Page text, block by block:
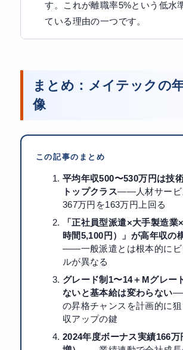
す。これが離職率5%という低水
ている理由の一つです。
まとめ：メイテックの
像
この記事のまとめ
平均年収500〜530万円は技
トップクラス——人材サービ
367万円を163万円上回る
「正社員型派遣×大手製造業
時間5,100円）」が高年収の
——一般派遣とは根本的にビ
ルが異なる
グレード制1〜14＋Mグレー
ないと基本給は変わらない
の昇格チャンスを計画的に
収アップの鍵
2024年度ボーナス実績166万